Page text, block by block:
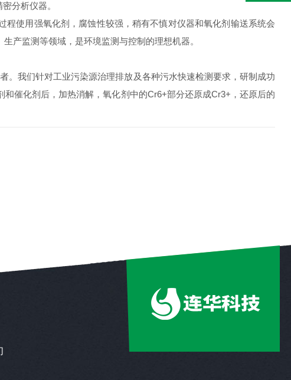
分析仪器。
使用强氧化剂，腐蚀性较强，稍有不慎对仪器和氧化剂输送系统会
产监测等领域，是环境监测与控制的理想机器。
。我们针对工业污染源治理排放及各种污水快速检测要求，研制成功
催化剂后，加热消解，氧化剂中的Cr6+部分还原成Cr3+，还原后的